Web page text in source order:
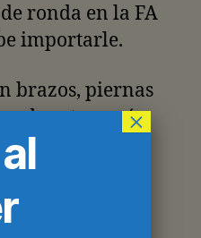
ronda en la FA
importarle.
brazos, piernas
atravesó
el
Anfield.
la noticia: su
sufrido un
×